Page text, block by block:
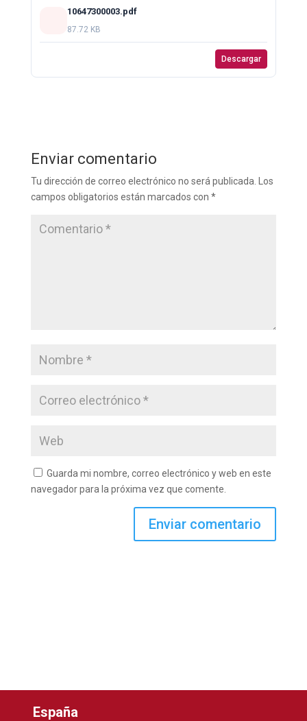
10647300003.pdf
87.72 KB
Descargar
Enviar comentario
Tu dirección de correo electrónico no será publicada.
Los
campos obligatorios están marcados con *
Guarda mi nombre, correo electrónico y web en este
navegador para la próxima vez que comente.
España